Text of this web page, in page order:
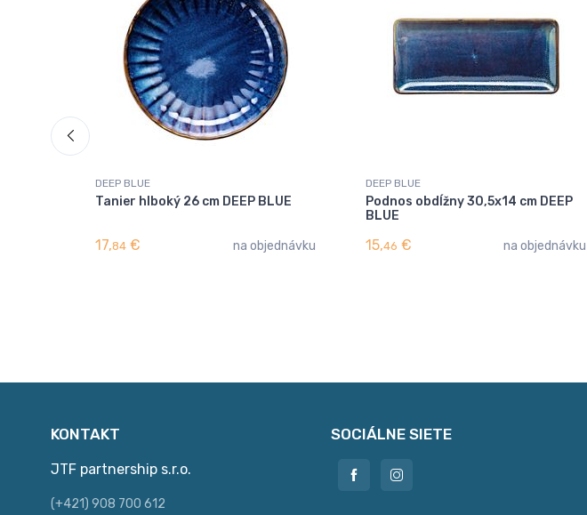
DEEP BLUE
Tanier hlboký 26 cm DEEP BLUE
17,84 € na objednávku
DEEP BLUE
Podnos obdĺžny 30,5x14 cm DEEP
BLUE
15,46 € na objednávku
KONTAKT
JTF partnership s.r.o.
(+421) 908 700 612
SOCIÁLNE SIETE